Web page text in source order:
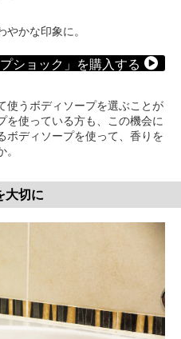
かな印象に。
ショック」を購入する
使うボディソープを選ぶことが
を使っている方も、この機会に
ボディソープを使って、香りを
大切に